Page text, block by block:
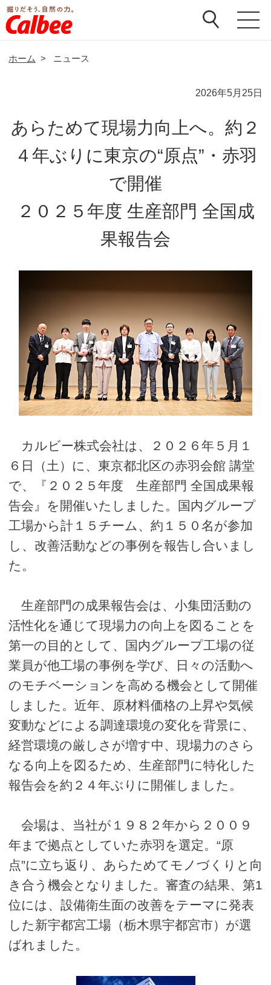
ホーム > ニュース
2026年5月25日
あらためて現場力向上へ。約２
４年ぶりに東京の“原点”・赤羽
で開催
２０２５年度 生産部門 全国成
果報告会
カルビー株式会社は、２０２６年５月１
６日（土）に、東京都北区の赤羽会館 講堂
で、『２０２５年度 生産部門 全国成果報
告会』を開催いたしました。国内グループ
工場から計１５チーム、約１５０名が参加
し、改善活動などの事例を報告し合いまし
た。
生産部門の成果報告会は、小集団活動の
活性化を通じて現場力の向上を図ることを
第一の目的として、国内グループ工場の従
業員が他工場の事例を学び、日々の活動へ
のモチベーションを高める機会として開催
しました。近年、原材料価格の上昇や気候
変動などによる調達環境の変化を背景に、
経営環境の厳しさが増す中、現場力のさら
なる向上を図るため、生産部門に特化した
報告会を約２４年ぶりに開催しました。
会場は、当社が１９８２年から２００９
年まで拠点としていた赤羽を選定。“原
点”に立ち返り、あらためてモノづくりと向
き合う機会となりました。審査の結果、第1
位には、設備衛生面の改善をテーマに発表
した新宇都宮工場（栃木県宇都宮市）が選
ばれました。